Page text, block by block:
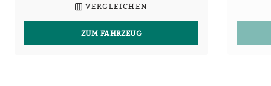
VERGLEICHEN
ZUM FAHRZEUG